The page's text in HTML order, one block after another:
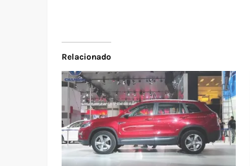
Relacionado